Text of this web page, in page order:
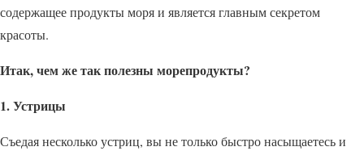
содержащее продукты моря и является главным секретом
красоты.
Итак, чем же так полезны морепродукты?
1. Устрицы
Съедая несколько устриц, вы не только быстро насыщаетесь и